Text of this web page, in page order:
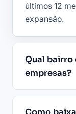
últimos 12
expansão.
Qual bairro
empresas?